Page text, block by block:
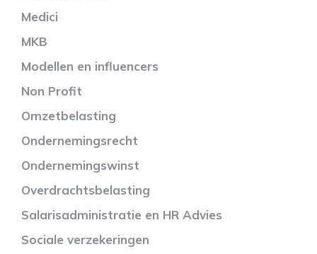
Medici
MKB
Modellen en influencers
Non Profit
Omzetbelasting
Ondernemingsrecht
Ondernemingswinst
Overdrachtsbelasting
Salarisadministratie en HR Advies
Sociale verzekeringen